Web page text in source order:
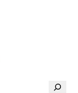
搜